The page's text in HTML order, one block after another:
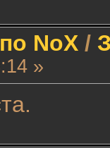
NoX/
»